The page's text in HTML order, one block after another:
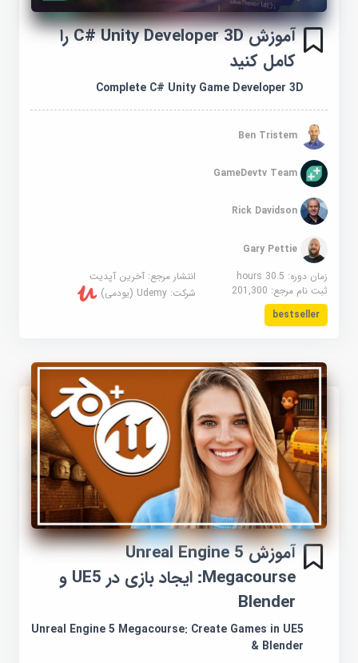
آموزش C# Unity Developer 3D را
کامل کنید
Complete C# Unity Game Developer 3D
Ben Tristem
GameDevtv Team
Rick Davidson
Gary Pettie
زمان دوره: 30.5 hours
انتشار مرجع:آخرین آپدیت
ثبت نام مرجع:201,300 شرکت:Udemy (یودمی)
bestseller
آموزش Unreal Engine 5
Megacourse: ایجاد بازی در UE5 و
Blender
Unreal Engine 5 Megacourse: Create Games in UE5
& Blender